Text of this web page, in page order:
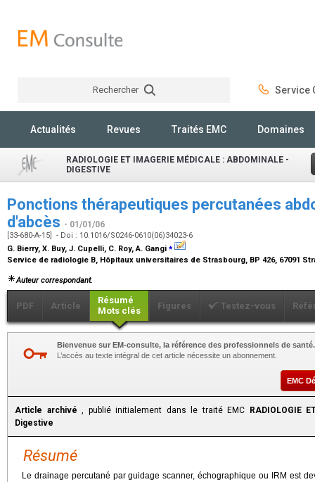
Rechercher Service
Actualités Revues Traités EMC Domaines
RADIOLOGIE ET IMAGERIE MÉDICALE : ABDOMINALE -
DIGESTIVE
Ponctions thérapeutiques percutanées
d'abcès - 01/01/06
[33-680-A-15] - Doi : 10.1016/S0246-0610(06)34023-6
G. Bierry, X. Buy, J. Cupelli, C. Roy, A. Gangi ⁎
Service de radiologie B, Hôpitaux universitaires de Strasbourg, BP 426, 67091
Auteur correspondant.
PDF Article
Résumé
Mots clés
Figures Testez-vous
Bienvenue sur EM-consulte, la référence des professionnels de santé.
L’accès au texte intégral de cet article nécessite un abonnement.
EMC
Article archivé , publié initialement dans le traité EMC
RADIOLOGIE
Digestive
Résumé
Le drainage percutané par guidage scanner, échographique ou IRM est